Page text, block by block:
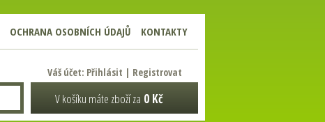
OCHRANA OSOBNÍCH ÚDAJŮ KONTAKTY
Váš účet: Přihlásit | Registrovat
V košíku máte zboží za 0 Kč